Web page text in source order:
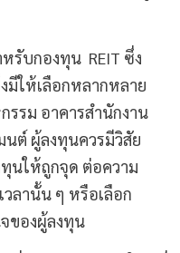
หรับกองทุน REIT ซึ่ง
มีให้เลือกหลากหลาย
รรม อาคารสำนักงาน
นต์ ผู้ลงทุนควรมีวิสัย
นให้ถูกจุด ต่อความ
วลานั้น ๆ หรือเลือก
ของผู้ลงทุน